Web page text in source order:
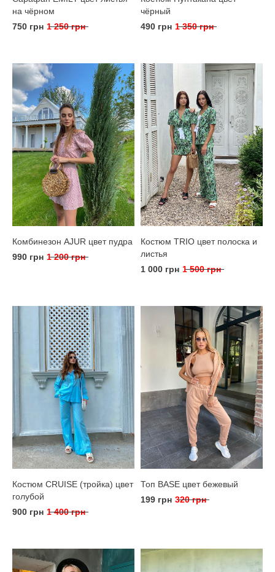
на чёрном
750 грн 1 250 грн
чёрный
490 грн 1 350 грн
Комбинезон AJUR цвет пудра
990 грн 1 200 грн
Костюм TRIO цвет полоска и
листья
1 000 грн 1 500 грн
Костюм CRUISE (тройка) цвет
голубой
900 грн 1 400 грн
Топ BASE цвет бежевый
199 грн 320 грн